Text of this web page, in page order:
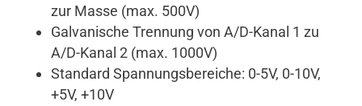
zur Masse (max. 500V)
Galvanische Trennung von A/D-Kanal 1 zu
A/D-Kanal 2 (max. 1000V)
Standard Spannungsbereiche: 0-5V, 0-10V,
+5V, +10V